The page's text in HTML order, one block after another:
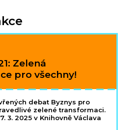
Zelená
pro všechny!
debat Byznys pro
zelené transformaci.
3. 2025 v Knihovně Václava